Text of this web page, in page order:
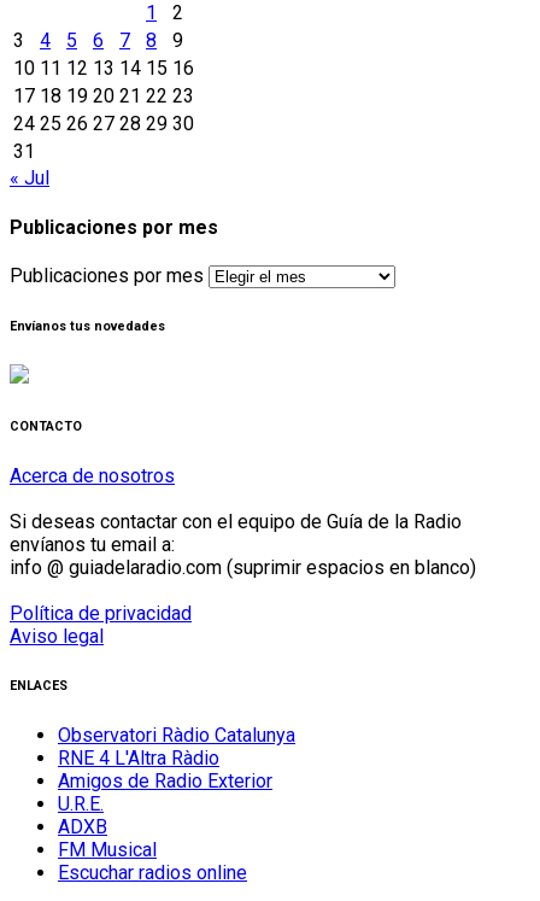
1
2
3
4 5 6 7 8
9
10 11 12 13 14 15 16
17 18 19 20 21 22 23
24 25 26 27 28 29 30
31
« Jul
Publicaciones por mes
Publicaciones por mes
Envíanos tus novedades
CONTACTO
Acerca de nosotros
Si deseas contactar con el equipo de Guía de la Radio
envíanos tu email a:
info @ guiadelaradio.com (suprimir espacios en blanco)
Política de privacidad
Aviso legal
ENLACES
Observatori Ràdio Catalunya
RNE 4 L'Altra Ràdio
Amigos de Radio Exterior
U.R.E.
ADXB
FM Musical
Escuchar radios online